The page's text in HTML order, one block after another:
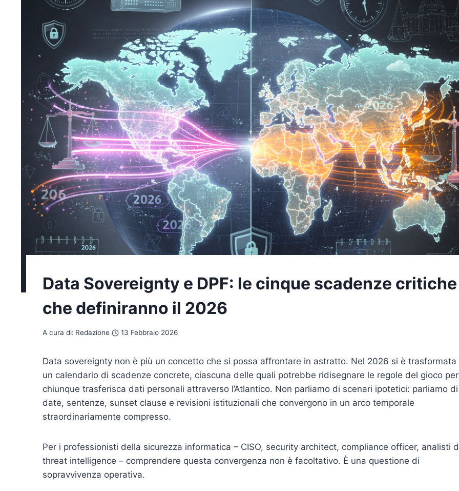
Data Sovereignty e DPF: le cinque scadenze critiche
che definiranno il 2026
A cura di: Redazione 13 Febbraio 2026
Data sovereignty non è più un concetto che si possa affrontare in astratto. Nel 2026 si è trasformata
un calendario di scadenze concrete, ciascuna delle quali potrebbe ridisegnare le regole del gioco per
chiunque trasferisca dati personali attraverso l’Atlantico. Non parliamo di scenari ipotetici: parliamo di
date, sentenze, sunset clause e revisioni istituzionali che convergono in un arco temporale
straordinariamente compresso.
Per i professionisti della sicurezza informatica – CISO, security architect, compliance officer, analisti
threat intelligence – comprendere questa convergenza non è facoltativo. È una questione di
sopravvivenza operativa.